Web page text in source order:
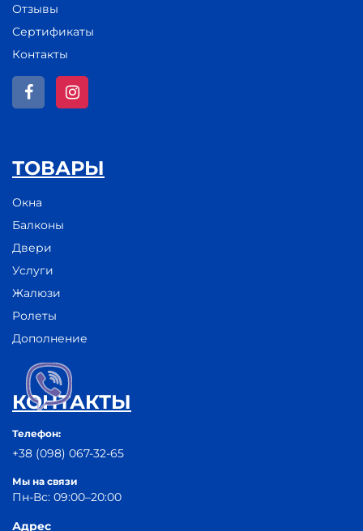
Отзывы
Сертификаты
Контакты
ТОВАРЫ
Окна
Балконы
Двери
Услуги
Жалюзи
Ролеты
Дополнение
КОНТАКТЫ
Телефон:
+38 (098) 067-32-65
Мы на связи
Пн-Вс: 09:00–20:00
Адрес